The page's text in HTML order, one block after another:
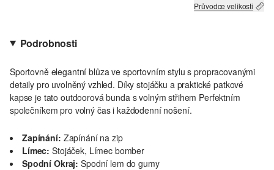
Průvodce velikosti
Podrobnosti
Sportovně elegantní blůza ve sportovním stylu s propracovanými
detaily pro uvolněný vzhled. Díky stojáčku a praktické patkové
kapse je tato outdoorová bunda s volným střihem Perfektním
společníkem pro volný čas i každodenní nošení.
Zapínání: Zapínání na zip
Límec: Stojáček, Límec bomber
Spodní Okraj: Spodní lem do gumy